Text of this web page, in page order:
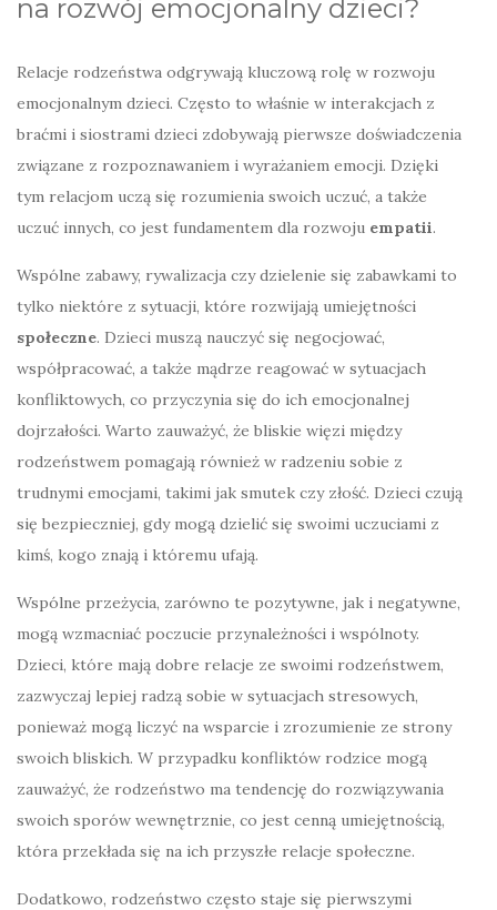
na rozwój emocjonalny dzieci?
Relacje rodzeństwa odgrywają kluczową rolę w rozwoju
emocjonalnym dzieci. Często to właśnie w interakcjach z
braćmi i siostrami dzieci zdobywają pierwsze doświadczenia
związane z rozpoznawaniem i wyrażaniem emocji. Dzięki
tym relacjom uczą się rozumienia swoich uczuć, a także
uczuć innych, co jest fundamentem dla rozwoju empatii.
Wspólne zabawy, rywalizacja czy dzielenie się zabawkami to
tylko niektóre z sytuacji, które rozwijają umiejętności
społeczne. Dzieci muszą nauczyć się negocjować,
współpracować, a także mądrze reagować w sytuacjach
konfliktowych, co przyczynia się do ich emocjonalnej
dojrzałości. Warto zauważyć, że bliskie więzi między
rodzeństwem pomagają również w radzeniu sobie z
trudnymi emocjami, takimi jak smutek czy złość. Dzieci czują
się bezpieczniej, gdy mogą dzielić się swoimi uczuciami z
kimś, kogo znają i któremu ufają.
Wspólne przeżycia, zarówno te pozytywne, jak i negatywne,
mogą wzmacniać poczucie przynależności i wspólnoty.
Dzieci, które mają dobre relacje ze swoimi rodzeństwem,
zazwyczaj lepiej radzą sobie w sytuacjach stresowych,
ponieważ mogą liczyć na wsparcie i zrozumienie ze strony
swoich bliskich. W przypadku konfliktów rodzice mogą
zauważyć, że rodzeństwo ma tendencję do rozwiązywania
swoich sporów wewnętrznie, co jest cenną umiejętnością,
która przekłada się na ich przyszłe relacje społeczne.
Dodatkowo, rodzeństwo często staje się pierwszymi